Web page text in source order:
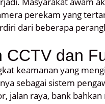
perekam yang
dari beberapa
CCTV dan
keamanan yang
sebagai sistem
jalan raya, bank